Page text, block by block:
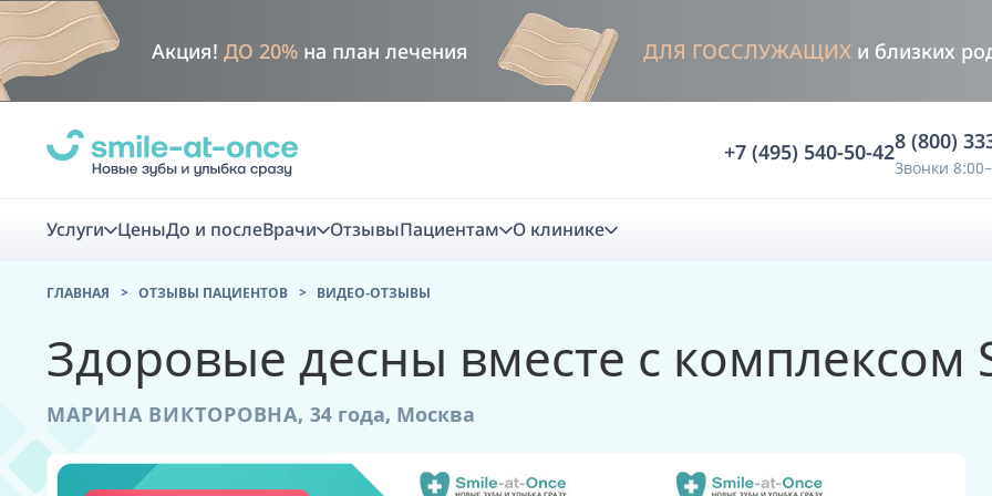
Акция!ДО 20% на план лечения ДЛЯ ГОССЛУЖАЩИХ и близких
+7 (495) 540-50-428 (800)
Звонки
Услуги ЦеныДо и послеВрачи ОтзывыПациентам О клинике
Smile VR - анализ клинической копии
Диагностика прикуса в динамике -
ГЛАВНАЯ ОТЗЫВЫ ПАЦИЕНТОВ ВИДЕО-ОТЗЫВЫ
Здоровые десны вместе с комплексом
МАРИНА ВИКТОРОВНА, 34 года, Москва